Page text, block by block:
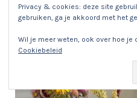
Privacy & cookies: deze site
gebruiken, ga je akkoord met het
Wil je meer weten, ook over hoe
Cookiebeleid